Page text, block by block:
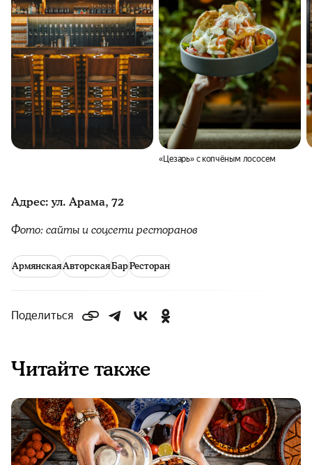
«Цезарь» с копчёным лососем
Адрес: ул. Арама, 72
Фото: сайты и соцсети ресторанов
АрмянскаяАвторскаяБарРесторан
Поделиться
Читайте также